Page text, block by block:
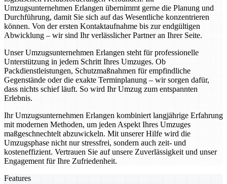
Umzugsunternehmen Erlangen übernimmt gerne die Planung und
Durchführung, damit Sie sich auf das Wesentliche konzentrieren
können. Von der ersten Kontaktaufnahme bis zur endgültigen
Abwicklung – wir sind Ihr verlässlicher Partner an Ihrer Seite.
Unser Umzugsunternehmen Erlangen steht für professionelle
Unterstützung in jedem Schritt Ihres Umzuges. Ob
Packdienstleistungen, Schutzmaßnahmen für empfindliche
Gegenstände oder die exakte Terminplanung – wir sorgen dafür,
dass nichts schief läuft. So wird Ihr Umzug zum entspannten
Erlebnis.
Ihr Umzugsunternehmen Erlangen kombiniert langjährige Erfahrung
mit modernen Methoden, um jeden Aspekt Ihres Umzuges
maßgeschnechtelt abzuwickeln. Mit unserer Hilfe wird die
Umzugsphase nicht nur stressfrei, sondern auch zeit- und
kosteneffizient. Vertrauen Sie auf unsere Zuverlässigkeit und unser
Engagement für Ihre Zufriedenheit.
Features